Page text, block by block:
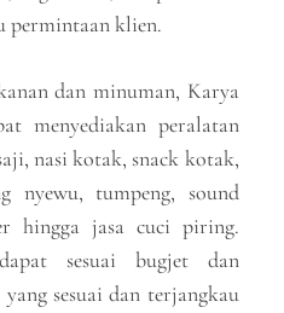
permintaan klien.
dan minuman, Karya
menyediakan peralatan
nasi kotak, snack kotak,
nyewu, tumpeng, sound
hingga jasa cuci piring.
sesuai bugjet dan
sesuai dan terjangkau